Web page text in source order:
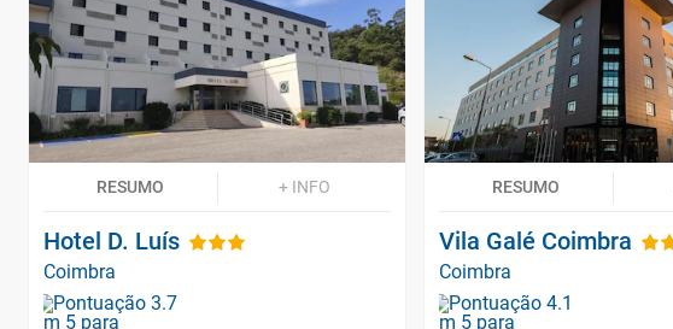
RESUMO + INFO
Hotel D. Luís
Coimbra
RESUMO
Vila Galé Coimbra
Coimbra